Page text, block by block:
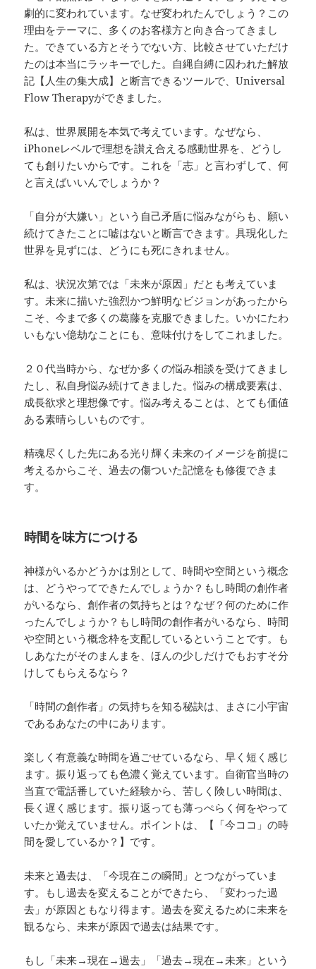
劇的に変われています。なぜ変われたんでしょう？この
理由をテーマに、多くのお客様方と向き合ってきまし
た。できている方とそうでない方、比較させていただけ
たのは本当にラッキーでした。自縄自縛に囚われた解放
記【人生の集大成】と断言できるツールで、Universal
Flow Therapyができました。
私は、世界展開を本気で考えています。なぜなら、
iPhoneレベルで理想を讃え合える感動世界を、どうし
ても創りたいからです。これを「志」と言わずして、何
と言えばいいんでしょうか？
「自分が大嫌い」という自己矛盾に悩みながらも、願い
続けてきたことに嘘はないと断言できます。具現化した
世界を見ずには、どうにも死にきれません。
私は、状況次第では「未来が原因」だとも考えていま
す。未来に描いた強烈かつ鮮明なビジョンがあったから
こそ、今まで多くの葛藤を克服できました。いかにたわ
いもない億劫なことにも、意味付けをしてこれました。
２０代当時から、なぜか多くの悩み相談を受けてきまし
たし、私自身悩み続けてきました。悩みの構成要素は、
成長欲求と理想像です。悩み考えることは、とても価値
ある素晴らしいものです。
精魂尽くした先にある光り輝く未来のイメージを前提に
考えるからこそ、過去の傷ついた記憶をも修復できま
す。
時間を味方につける
神様がいるかどうかは別として、時間や空間という概念
は、どうやってできたんでしょうか？もし時間の創作者
がいるなら、創作者の気持ちとは？なぜ？何のために作
ったんでしょうか？もし時間の創作者がいるなら、時間
や空間という概念枠を支配しているということです。も
しあなたがそのまんまを、ほんの少しだけでもおすそ分
けしてもらえるなら？
「時間の創作者」の気持ちを知る秘訣は、まさに小宇宙
であるあなたの中にあります。
楽しく有意義な時間を過ごせているなら、早く短く感じ
ます。振り返っても色濃く覚えています。自衛官当時の
当直で電話番していた経験から、苦しく険しい時間は、
長く遅く感じます。振り返っても薄っぺらく何をやって
いたか覚えていません。ポイントは、【「今ココ」の時
間を愛しているか？】です。
未来と過去は、「今現在この瞬間」とつながっていま
す。もし過去を変えることができたら、「変わった過
去」が原因ともなり得ます。過去を変えるために未来を
観るなら、未来が原因で過去は結果です。
もし「未来→現在→過去」「過去→現在→未来」という